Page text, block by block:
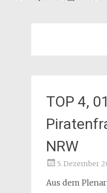
TOP 4,
NRW
5. Dezember
Aus dem